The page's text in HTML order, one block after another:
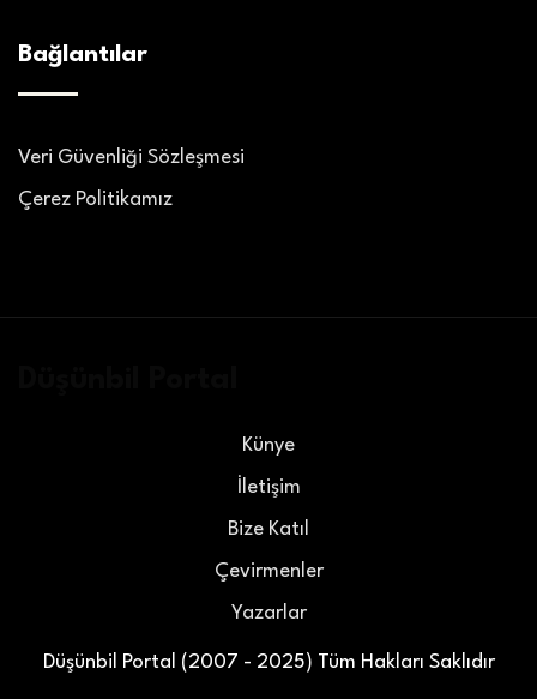
Bağlantılar
Veri Güvenliği Sözleşmesi
Çerez Politikamız
Düşünbil Portal (2007 - 2025) Tüm Hakları Saklıdır
Künye
İletişim
Bize Katıl
Çevirmenler
Yazarlar